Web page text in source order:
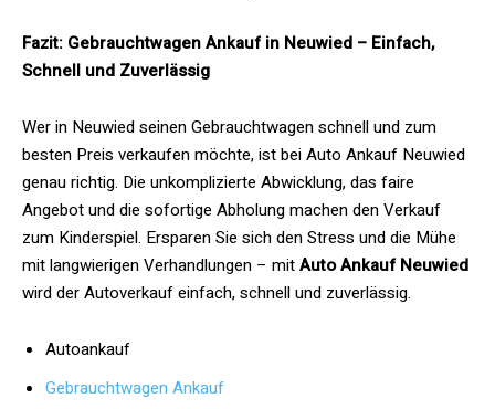
Fazit: Gebrauchtwagen Ankauf in Neuwied – Einfach,
Schnell und Zuverlässig
Wer in Neuwied seinen Gebrauchtwagen schnell und zum
besten Preis verkaufen möchte, ist bei Auto Ankauf Neuwied
genau richtig. Die unkomplizierte Abwicklung, das faire
Angebot und die sofortige Abholung machen den Verkauf
zum Kinderspiel. Ersparen Sie sich den Stress und die Mühe
mit langwierigen Verhandlungen – mitAuto Ankauf Neuwied
wird der Autoverkauf einfach, schnell und zuverlässig.
Autoankauf
Gebrauchtwagen Ankauf